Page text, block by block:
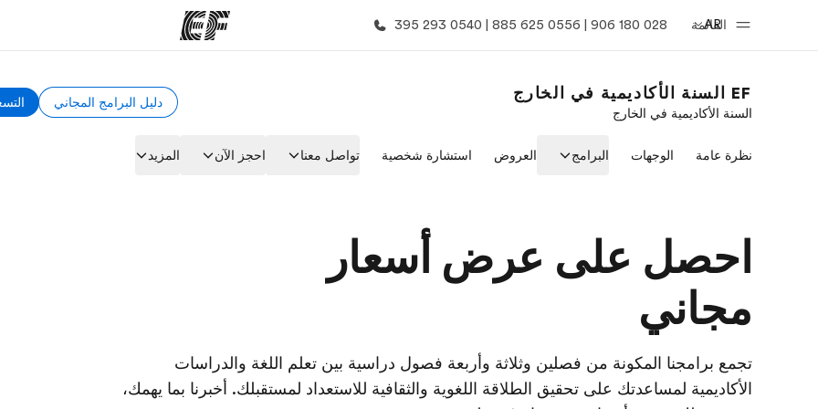
القائمة
AR
028 180 906 | 0556 625 885 | 0540 293 395
أهلا بكم في إي أف شاهد كل ما نقوم به أعثر على مكتب قريب منك
EF السنة الأكاديمية في الخارج
السنة الأكاديمية في الخارج
دليل البرامج المجاني
نظرة عامة الوجهات البرامج العروض استشارة شخصية تواصل معنا احجز الآن المزيد
احصل على عرض أسعار
مجاني
تجمع برامجنا المكونة من فصلين وثلاثة وأربعة فصول دراسية بين تعلم اللغة والدراسات
الأكاديمية لمساعدتك على تحقيق الطلاقة اللغوية والثقافية للاستعداد لمستقبلك. أخبرنا بما يهمك،